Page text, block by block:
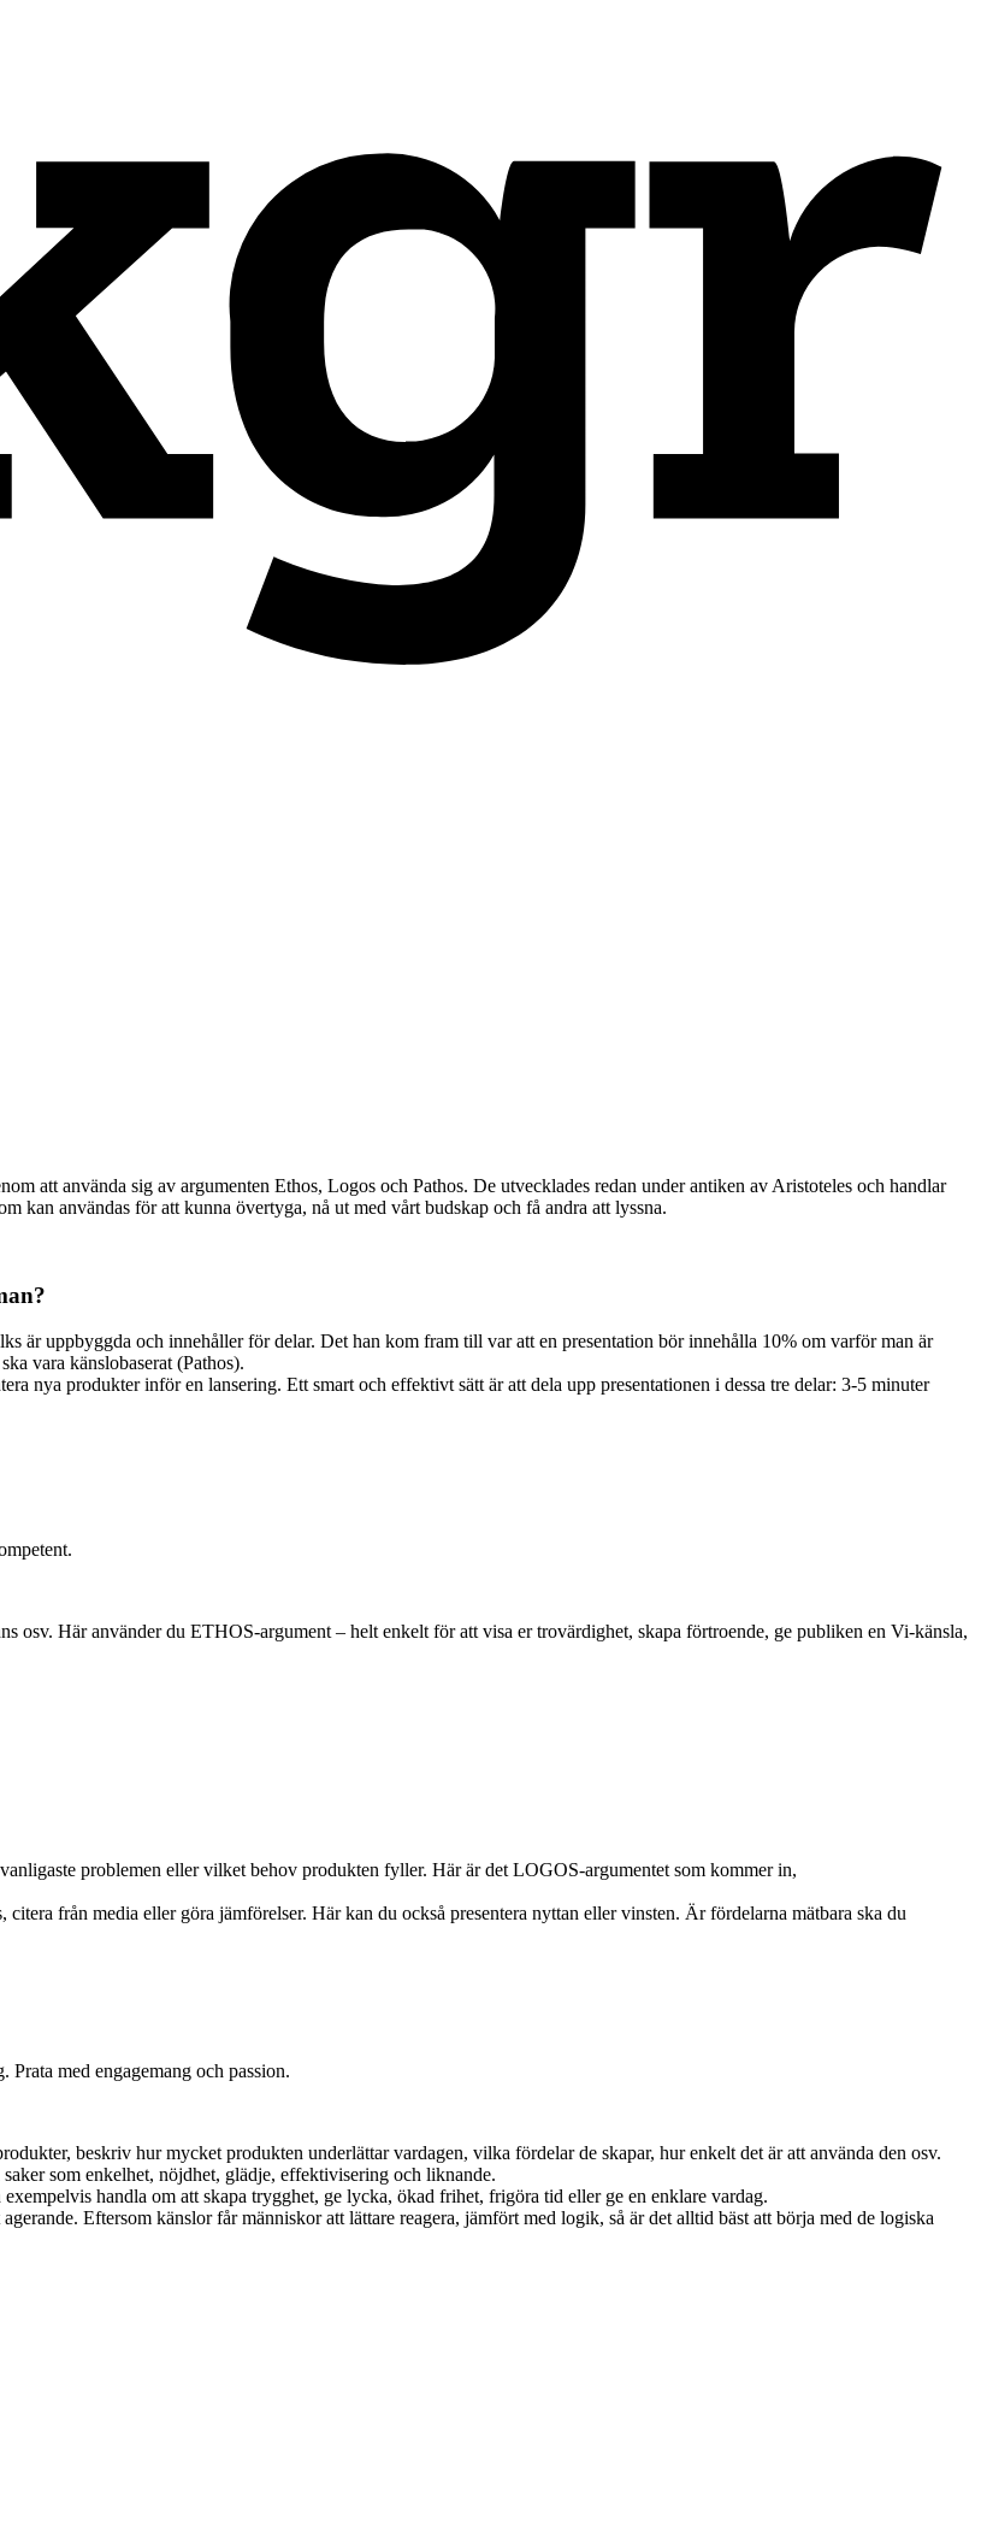
att använda sig av argumenten Ethos, Logos och Pathos. De utvecklades redan under antiken av Aristoteles och handlar
kan användas för att kunna övertyga, nå ut med vårt budskap och få andra att lyssna.
är uppbyggda och innehåller för delar. Det han kom fram till var att en presentation bör innehålla 10% om varför man är
vara känslobaserat (Pathos).
nya produkter inför en lansering. Ett smart och effektivt sätt är att dela upp presentationen i dessa tre delar: 3-5 minuter
Här använder du ETHOS-argument – helt enkelt för att visa er trovärdighet, skapa förtroende, ge publiken en Vi-känsla,
problemen eller vilket behov produkten fyller. Här är det LOGOS-argumentet som kommer in,
från media eller göra jämförelser. Här kan du också presentera nyttan eller vinsten. Är fördelarna mätbara ska du
med engagemang och passion.
beskriv hur mycket produkten underlättar vardagen, vilka fördelar de skapar, hur enkelt det är att använda den osv.
som enkelhet, nöjdhet, glädje, effektivisering och liknande.
handla om att skapa trygghet, ge lycka, ökad frihet, frigöra tid eller ge en enklare vardag.
Eftersom känslor får människor att lättare reagera, jämfört med logik, så är det alltid bäst att börja med de logiska